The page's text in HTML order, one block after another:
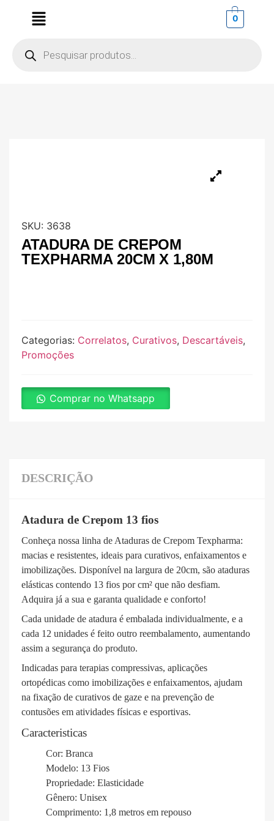
0
SKU: 3638
ATADURA DE CREPOM
TEXPHARMA 20CM X 1,80M
Categorias: Correlatos, Curativos, Descartáveis,
Promoções
Comprar no Whatsapp
DESCRIÇÃO
Atadura de Crepom 13 fios
Conheça nossa linha de Ataduras de Crepom Texpharma:
macias e resistentes, ideais para curativos, enfaixamentos e
imobilizações. Disponível na largura de 20cm, são ataduras
elásticas contendo 13 fios por cm² que não desfiam.
Adquira já a sua e garanta qualidade e conforto!
Cada unidade de atadura é embalada individualmente, e a
cada 12 unidades é feito outro reembalamento, aumentando
assim a segurança do produto.
Indicadas para terapias compressivas, aplicações
ortopédicas como imobilizações e enfaixamentos, ajudam
na fixação de curativos de gaze e na prevenção de
contusões em atividades físicas e esportivas.
Caracteristicas
Cor: Branca
Modelo: 13 Fios
Propriedade: Elasticidade
Gênero: Unisex
Comprimento: 1,8 metros em repouso